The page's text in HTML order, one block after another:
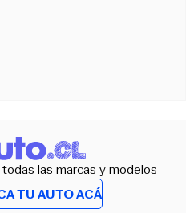
las marcas y modelos
TU AUTO ACÁ